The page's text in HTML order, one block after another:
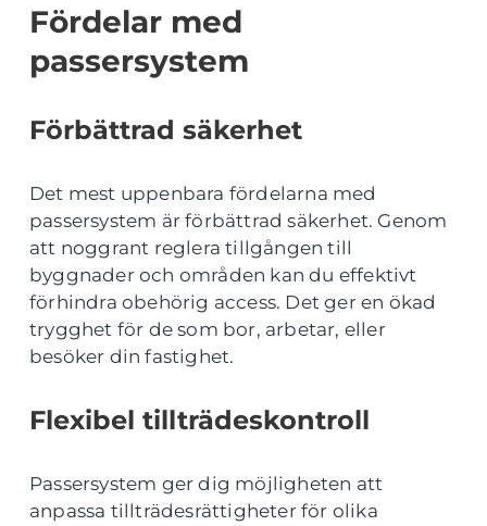
Fördelar med
passersystem
Förbättrad säkerhet
Det mest uppenbara fördelarna med
passersystem är förbättrad säkerhet. Genom
att noggrant reglera tillgången till
byggnader och områden kan du effektivt
förhindra obehörig access. Det ger en ökad
trygghet för de som bor, arbetar, eller
besöker din fastighet.
Flexibel tillträdeskontroll
Passersystem ger dig möjligheten att
anpassa tillträdesrättigheter för olika